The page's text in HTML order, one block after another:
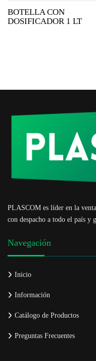
BOTELLA CON
DOSIFICADOR 1 LT
PLASCOM es líder en la
con despacho a todo el país y
Navegación
Inicio
Información
Catálogo de Productos
Preguntas Frecuentes